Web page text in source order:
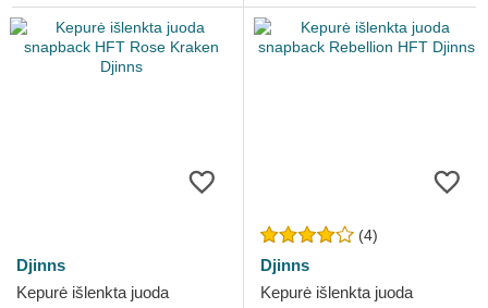
Djinns
Kepurė išlenkta juoda
(4)
Djinns
Kepurė išlenkta juoda